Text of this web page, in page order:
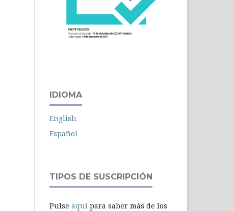
IDIOMA
English
Español
TIPOS DE SUSCRIPCIÓN
Pulse aquí para saber más de los